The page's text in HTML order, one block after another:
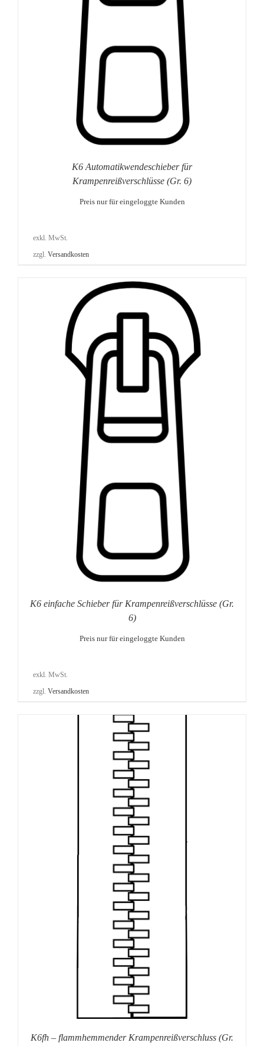
K6 Automatikwendeschieber für
Krampenreißverschlüsse (Gr. 6)
Preis nur für eingeloggte Kunden
exkl. MwSt.
zzgl. Versandkosten
K6 einfache Schieber für Krampenreißverschlüsse (Gr.
6)
Preis nur für eingeloggte Kunden
exkl. MwSt.
zzgl. Versandkosten
K6fh – flammhemmender Krampenreißverschluss (Gr.